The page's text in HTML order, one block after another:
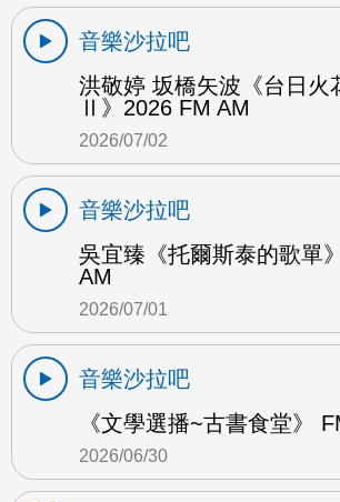
音樂沙拉吧
洪敬婷 坂橋矢波《台日火
Ⅱ》2026 FM AM
2026/07/02
音樂沙拉吧
吳宜臻《托爾斯泰的歌單
AM
2026/07/01
音樂沙拉吧
《文學選播~古書食堂》
2026/06/30